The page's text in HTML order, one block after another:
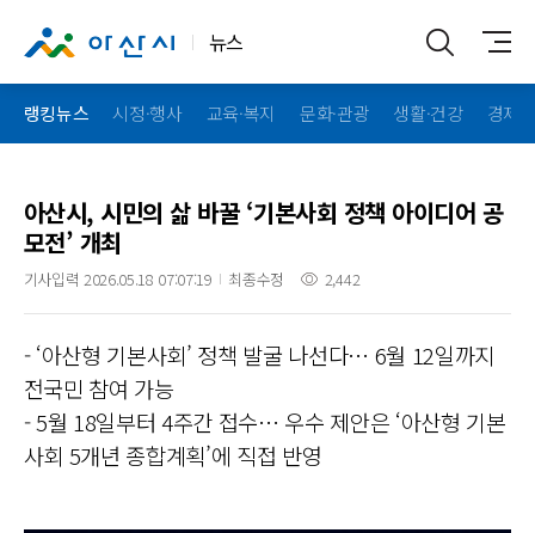
뉴스
랭킹뉴스 시정·행사 교육·복지 문화·관광 생활·건강 경제·
아산시, 시민의 삶 바꿀 ‘기본사회 정책 아이디어 공
모전’ 개최
기사입력 2026.05.18 07:07:19 최종수정 2,442
- ‘아산형 기본사회’ 정책 발굴 나선다… 6월 12일까지
전국민 참여 가능
- 5월 18일부터 4주간 접수… 우수 제안은 ‘아산형 기본
사회 5개년 종합계획’에 직접 반영